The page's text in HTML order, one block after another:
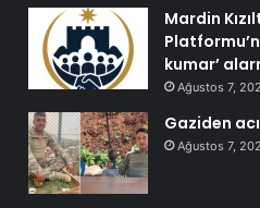
Mardin
kumar’
Ağustos 7,
Gaziden
Ağustos 7,